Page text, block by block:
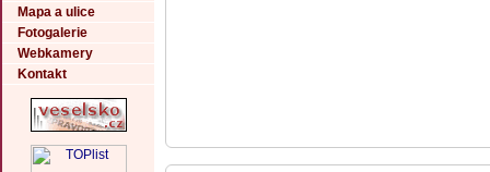
Mapa a ulice
Fotogalerie
Webkamery
Kontakt